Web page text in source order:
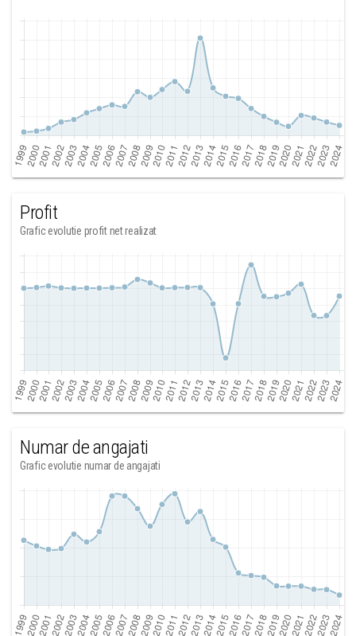
Profit
Grafic evolutie profit net realizat
Numar de angajati
Grafic evolutie numar de angajati